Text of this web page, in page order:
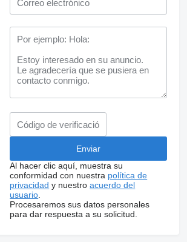
Al hacer clic aquí, muestra su
conformidad con nuestra política de
privacidad y nuestroacuerdo del
usuario
Procesaremos sus datos personales
para dar respuesta a su solicitud.